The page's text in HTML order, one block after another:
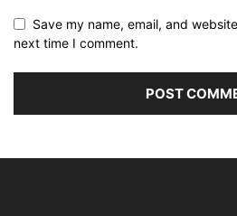
Save my name, email, and
next time I comment.